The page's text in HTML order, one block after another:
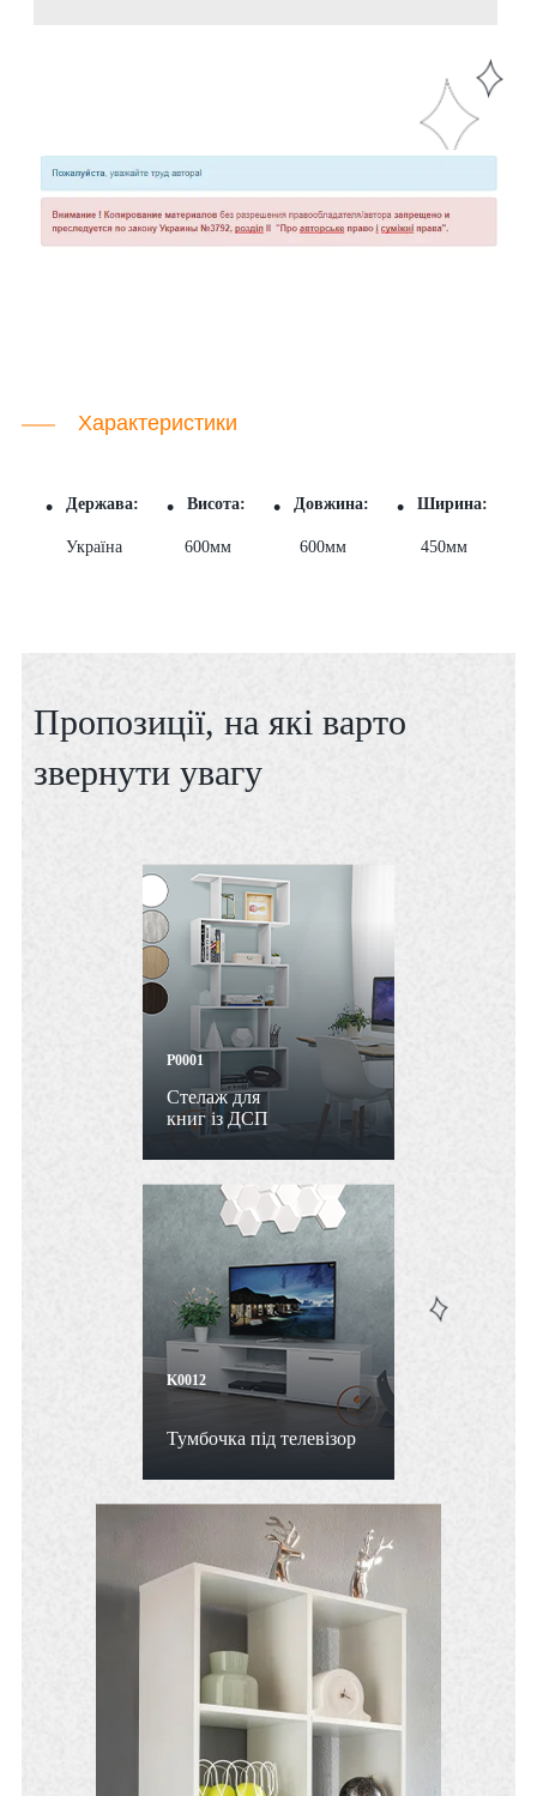
Характеристики
Держава:
Україна
Висота:
600мм
Довжина:
600мм
Ширина:
450мм
Пропозиції, на які варто
звернути увагу
P0001
Стелаж для
книг із ДСП
K0012
Тумбочка під телевізор